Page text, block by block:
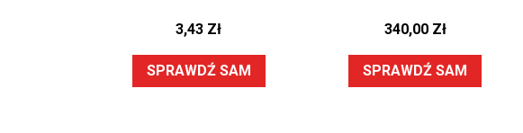
3,43 Zł
SPRAWDŹ SAM
340,00 Zł
SPRAWDŹ SAM